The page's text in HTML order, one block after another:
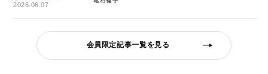
2026.06.07
会員限定記事一覧を見る